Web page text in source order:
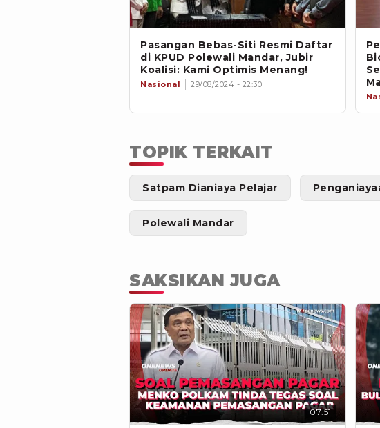
Pasangan Bebas-Siti Resmi Daftar
di KPUD Polewali Mandar, Jubir
Koalisi: Kami Optimis Menang!
Nasional 29/08/2024 - 22:30
TOPIK TERKAIT
Satpam Dianiaya Pelajar
Polewali Mandar
SAKSIKAN JUGA
07:51